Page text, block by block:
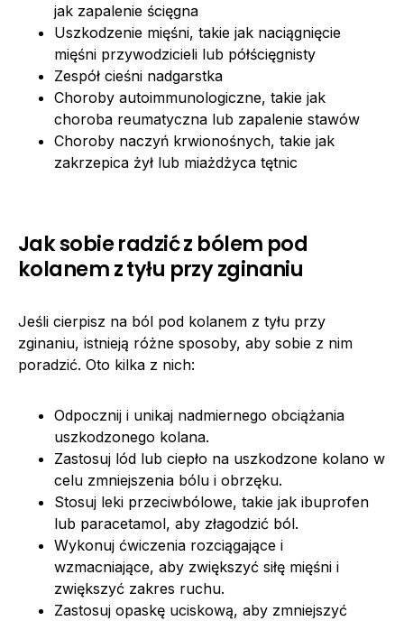
jak zapalenie ścięgna
Uszkodzenie mięśni, takie jak naciągnięcie
mięśni przywodzicieli lub półścięgnisty
Zespół cieśni nadgarstka
Choroby autoimmunologiczne, takie jak
choroba reumatyczna lub zapalenie stawów
Choroby naczyń krwionośnych, takie jak
zakrzepica żył lub miażdżyca tętnic
Jak sobie radzić z bólem pod
kolanem z tyłu przy zginaniu
Jeśli cierpisz na ból pod kolanem z tyłu przy
zginaniu, istnieją różne sposoby, aby sobie z nim
poradzić. Oto kilka z nich:
Odpocznij i unikaj nadmiernego obciążania
uszkodzonego kolana.
Zastosuj lód lub ciepło na uszkodzone kolano w
celu zmniejszenia bólu i obrzęku.
Stosuj leki przeciwbólowe, takie jak ibuprofen
lub paracetamol, aby złagodzić ból.
Wykonuj ćwiczenia rozciągające i
wzmacniające, aby zwiększyć siłę mięśni i
zwiększyć zakres ruchu.
Zastosuj opaskę uciskową, aby zmniejszyć